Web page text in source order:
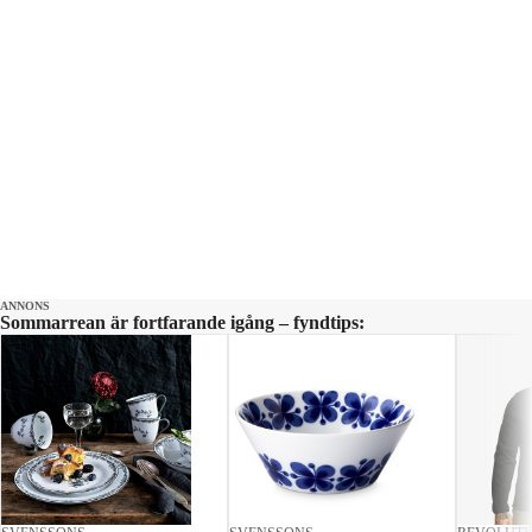
som SVT väljer ut till tävlingen.
Ibland när vi använder oss av anonyma källor så beskrivs de med
formuleringar som”enligt uppgifter”
på Aftonbladet vet alltid vem källan är, men vi avslöjar aldrig
identiteten av hänsyn till källskyddet (läs merhär).
Våra journalister gör alltid sitt bästa för att verifiera uppgifterna,
precis som med all annan information vi publicerar. Om något
publiceras har vi bedömt både uppgifterna och källan som
trovärdiga.
ANNONS
Sommarrean är fortfarande igång – fyndtips: